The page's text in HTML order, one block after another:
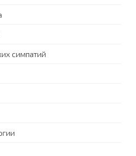
симпатий